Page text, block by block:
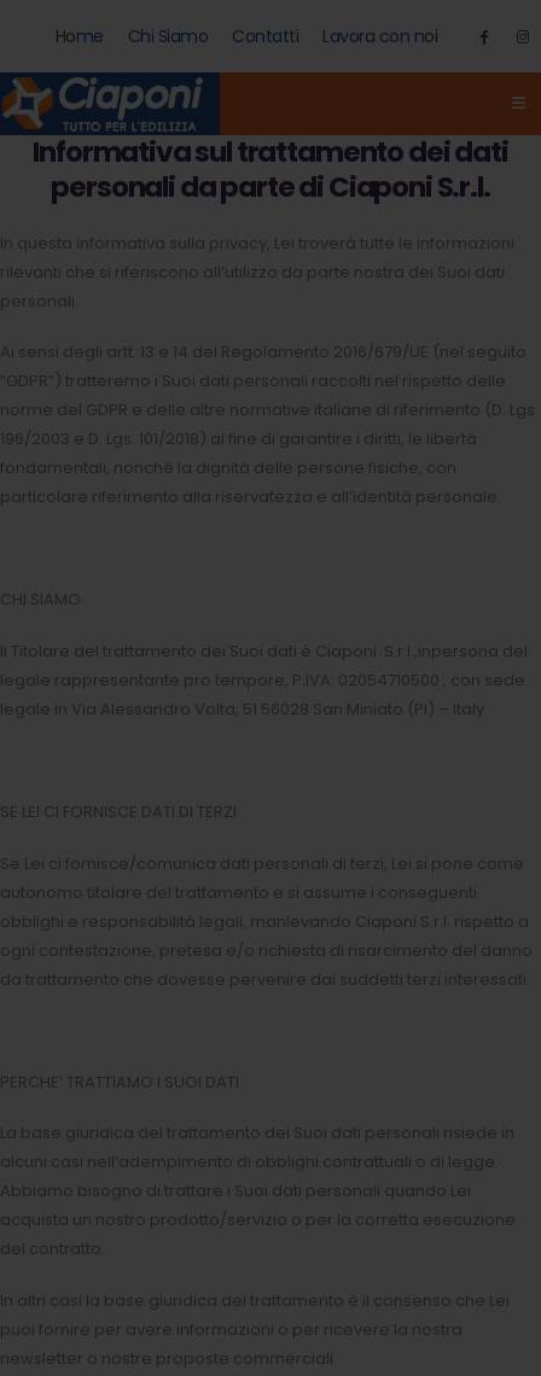
Home Chi Siamo Contatti Lavora con noi
Informativa sul trattamento dei dati
personali da parte di Ciaponi S.r.l.
In questa informativa sulla privacy, Lei troverà tutte le informazioni
rilevanti che si riferiscono all’utilizzo da parte nostra dei Suoi dati
personali.
Ai sensi degli artt. 13 e 14 del Regolamento 2016/679/UE (nel seguito
“GDPR”) tratteremo i Suoi dati personali raccolti nel rispetto delle
norme del GDPR e delle altre normative italiane di riferimento (D. Lgs
196/2003 e D. Lgs. 101/2018) al fine di garantire i diritti, le libertà
fondamentali, nonché la dignità delle persone fisiche, con
particolare riferimento alla riservatezza e all’identità personale.
CHI SIAMO
Il Titolare del trattamento dei Suoi dati è Ciaponi S.r.l.,inpersona del
legale rappresentante pro tempore, P.IVA: 02054710500 , con sede
legale in Via Alessandro Volta, 51 56028 San Miniato (PI) – Italy
SE LEI CI FORNISCE DATI DI TERZI
Se Lei ci fornisce/comunica dati personali di terzi, Lei si pone come
autonomo titolare del trattamento e si assume i conseguenti
obblighi e responsabilità legali, manlevando Ciaponi S.r.l. rispetto a
ogni contestazione, pretesa e/o richiesta di risarcimento del danno
da trattamento che dovesse pervenire dai suddetti terzi interessati.
PERCHE’ TRATTIAMO I SUOI DATI
La base giuridica del trattamento dei Suoi dati personali risiede in
alcuni casi nell’adempimento di obblighi contrattuali o di legge.
Abbiamo bisogno di trattare i Suoi dati personali quando Lei
acquista un nostro prodotto/servizio o per la corretta esecuzione
del contratto.
In altri casi la base giuridica del trattamento è il consenso che Lei
puoi fornire per avere informazioni o per ricevere la nostra
newsletter o nostre proposte commerciali.